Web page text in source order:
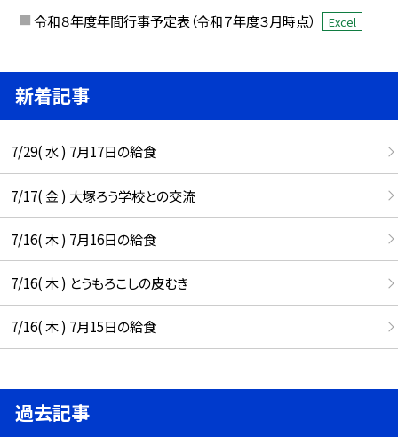
令和８年度年間行事予定表（令和７年度３月時点） Excel
新着記事
7/29( 水 ) 7月17日の給食
7/17( 金 ) 大塚ろう学校との交流
7/16( 木 ) 7月16日の給食
7/16( 木 ) とうもろこしの皮むき
7/16( 木 ) 7月15日の給食
過去記事